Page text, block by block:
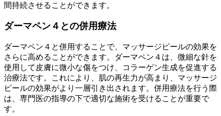
間持続させることができます。
ダーマペン４との併用療法
ダーマペン４と併用することで、マッサージピールの効果を
さらに高めることができます。ダーマペン４は、微細な針を
使用して皮膚に微小な傷をつけ、コラーゲン生成を促進する
治療法です。これにより、肌の再生力が高まり、マッサージ
ピールの効果がより一層引き出されます。併用療法を行う際
は、専門医の指導の下で適切な施術を受けることが重要で
す。